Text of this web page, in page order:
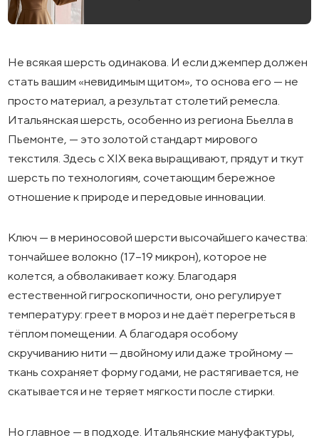
Не всякая шерсть одинакова. И если джемпер должен
стать вашим «невидимым щитом», то основа его — не
просто материал, а результат столетий ремесла.
Итальянская шерсть, особенно из региона Бьелла в
Пьемонте, — это золотой стандарт мирового
текстиля. Здесь с XIX века выращивают, прядут и ткут
шерсть по технологиям, сочетающим бережное
отношение к природе и передовые инновации.
Ключ — в мериносовой шерсти высочайшего качества:
тончайшее волокно (17–19 микрон), которое не
колется, а обволакивает кожу. Благодаря
естественной гигроскопичности, оно регулирует
температуру: греет в мороз и не даёт перегреться в
тёплом помещении. А благодаря особому
скручиванию нити — двойному или даже тройному —
ткань сохраняет форму годами, не растягивается, не
скатывается и не теряет мягкости после стирки.
Но главное — в подходе. Итальянские мануфактуры,